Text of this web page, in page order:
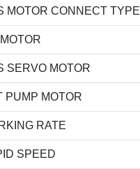
MOTOR CONNECT TYPE
SERVO MOTOR
PUMP MOTOR
RATE
SPEED